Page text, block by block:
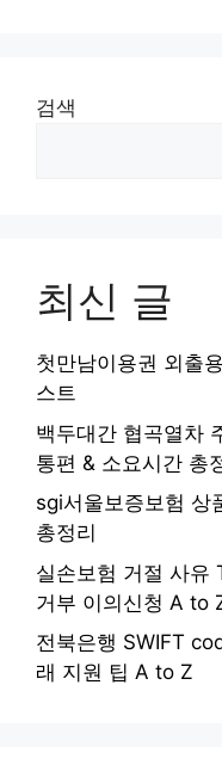
검색
최신 글
첫만남이용권 외출
스트
백두대간 협곡열차
통편 & 소요시간 총
sgi서울보증보험 상
총정리
실손보험 거절 사유
거부 이의신청 A to
전북은행 SWIFT
래 지원 팁 A to Z